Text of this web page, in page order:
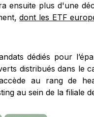
ensuite plus d'une
dont les ETF
dédiés pour
distribués dans le
au rang de
au sein de la filiale